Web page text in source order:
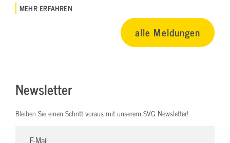
MEHR ERFAHREN
alle Meldungen
Newsletter
Bleiben Sie einen Schritt voraus mit unserem SVG Newsletter!